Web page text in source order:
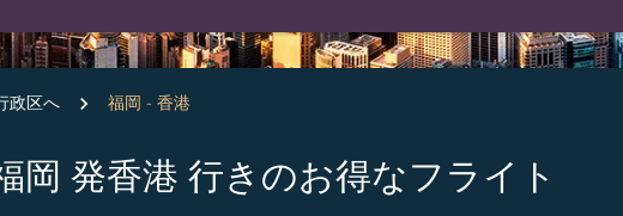
政区へ 福岡 - 香港
岡 発香港 行きのお得なフライト
を更新するか、以下の個々の日付を操作してオファーを見つけてくだ